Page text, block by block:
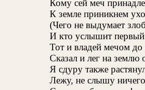
Кому сей меч
К земле приникнем
(Чего не выдумает
И кто услышит первый
Тот и владей мечом до
Сказал и лег на землю
Я сдуру также
Лежу, не слышу